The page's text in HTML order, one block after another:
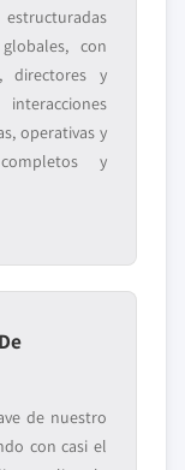
con
directores y
operativas y
y
de nuestro
con casi el